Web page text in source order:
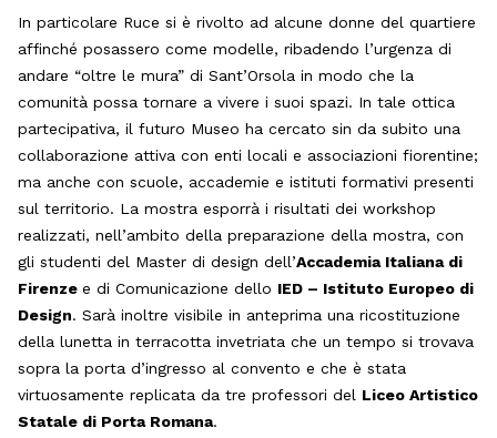
In particolare Ruce si è rivolto ad alcune donne del quartiere
affinché posassero come modelle, ribadendo l’urgenza di
andare “oltre le mura” di Sant’Orsola in modo che la
comunità possa tornare a vivere i suoi spazi. In tale ottica
partecipativa, il futuro Museo ha cercato sin da subito una
collaborazione attiva con enti locali e associazioni fiorentine;
ma anche con scuole, accademie e istituti formativi presenti
sul territorio. La mostra esporrà i risultati dei workshop
realizzati, nell’ambito della preparazione della mostra, con
gli studenti del Master di design dell’Accademia Italiana di
Firenze e di Comunicazione dello IED – Istituto Europeo di
Design. Sarà inoltre visibile in anteprima una ricostituzione
della lunetta in terracotta invetriata che un tempo si trovava
sopra la porta d’ingresso al convento e che è stata
virtuosamente replicata da tre professori del Liceo Artistico
Statale di Porta Romana.